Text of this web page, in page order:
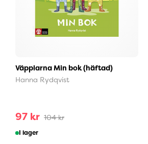
Väpplarna Min bok (häftad)
Hanna Rydqvist
97 kr 104 kr
I lager